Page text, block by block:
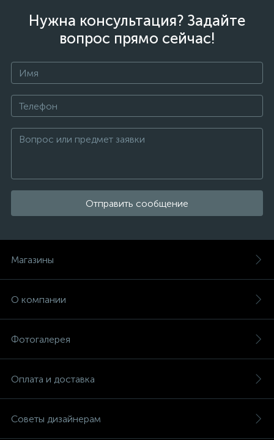
Нужна консультация? Задайте
вопрос прямо сейчас!
Отправить сообщение
Магазины
О компании
Фотогалерея
Оплата и доставка
Советы дизайнерам